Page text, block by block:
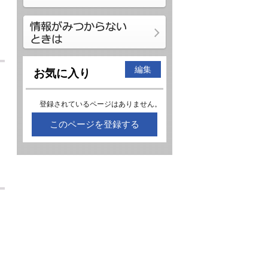
お気に入り 編集
登録されているページはありません。
このページを登録する